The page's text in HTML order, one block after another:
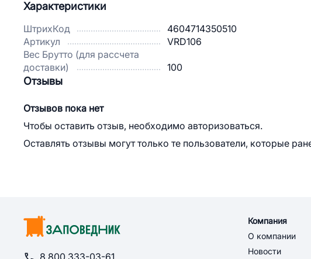
Характеристики
ШтрихКод
4604714350510
Артикул
VRD106
Вес Брутто (для рассчета
доставки)
100
Отзывы
Отзывов пока нет
Чтобы оставить отзыв, необходимо авторизоваться.
Оставлять отзывы могут только те пользователи, которые
8 800 333-03-61
Компания
О компании
Новости